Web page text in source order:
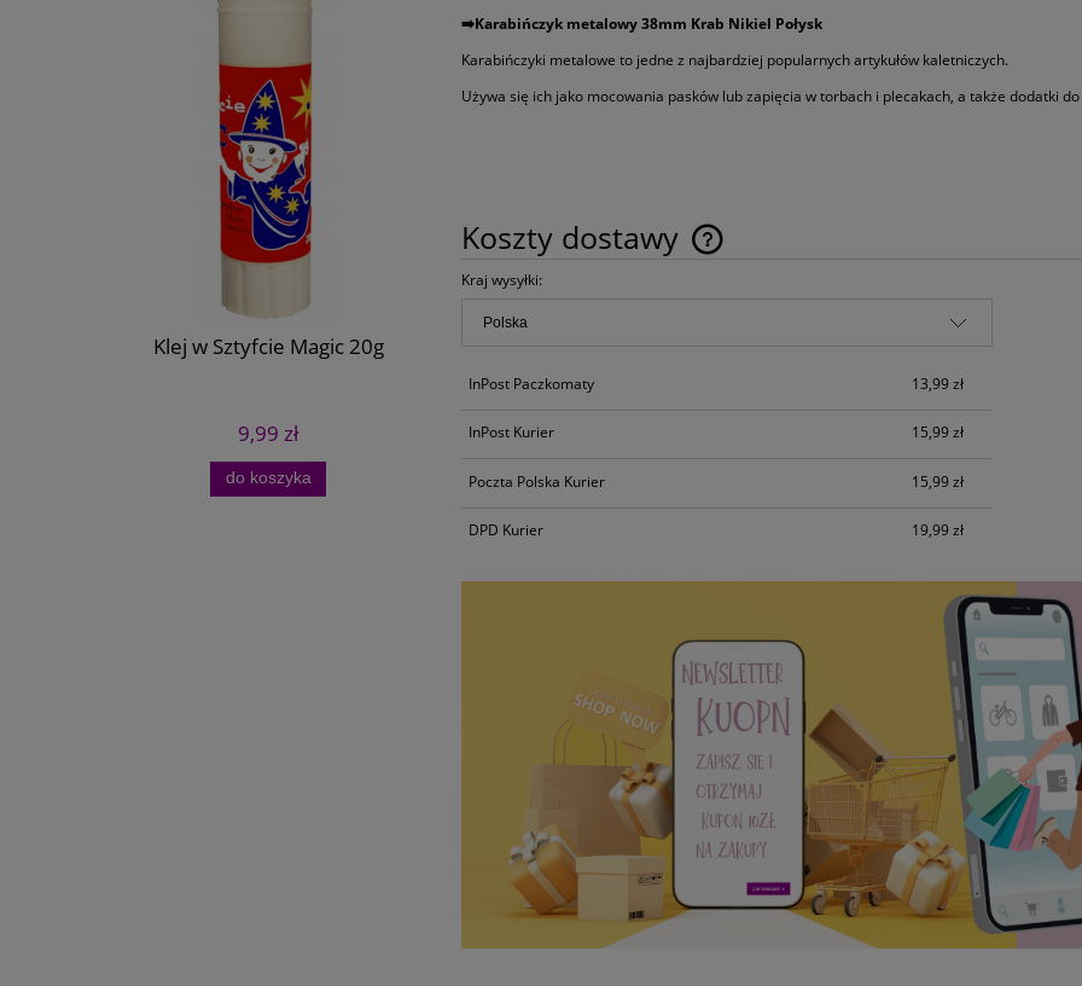
Klej w Sztyfcie Magic 20g
9,99 zł
do koszyka do koszyka
7,49 zł
do koszyka
➡️️Karabińczyk metalowy 38mm Krab Nikiel Połysk
Karabińczyki metalowe to jedne z najbardziej popularnych artykułów kaletniczych.
Używa się ich jako mocowania pasków lub zapięcia w torbach i plecakach, a także dodatki
Koszty dostawy
Kraj wysyłki:
InPost Paczkomaty 13,99 zł
InPost Kurier 15,99 zł
Poczta Polska Kurier 15,99 zł
DPD Kurier 19,99 zł